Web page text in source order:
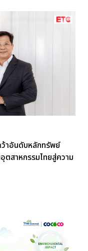
าอันดับหลักทรัพย์
ตสาหกรรมไทยสู่ความ